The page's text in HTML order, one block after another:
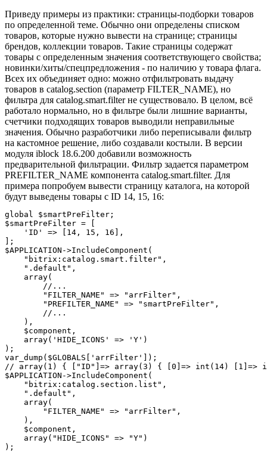
Приведу примеры из практики: страницы-подборки товаров
по определенной теме. Обычно они определены списком
товаров, которые нужно вывести на странице; страницы
брендов, коллекции товаров. Такие страницы содержат
товары с определенным значения соответствующего свойства;
новинки/хиты/спецпредложения - по наличию у товара флага.
Всех их объединяет одно: можно отфильтровать выдачу
товаров в catalog.section (параметр FILTER_NAME), но
фильтра для catalog.smart.filter не существовало. В целом, всё
работало нормально, но в фильтре были лишние варианты,
счетчики подходящих товаров выводили неправильные
значения. Обычно разработчики либо переписывали фильтр
на кастомное решение, либо создавали костыли. В версии
модуля iblock 18.6.200 добавили возможность
предварительной фильтрации. Фильтр задается параметром
PREFILTER_NAME компонента catalog.smart.filter. Для
примера попробуем вывести страницу каталога, на которой
будут выведены товары с ID 14, 15, 16:
global $smartPreFilter;
$smartPreFilter = [
    'ID' => [14, 15, 16],
];
$APPLICATION->IncludeComponent(
    "bitrix:catalog.smart.filter",
    ".default",
    array(
        //...
        "FILTER_NAME" => "arrFilter",
        "PREFILTER_NAME" => "smartPreFilter",
        //...
    ),
    $component,
    array('HIDE_ICONS' => 'Y')
);
var_dump($GLOBALS['arrFilter']);
// array(1) { ["ID"]=> array(3) { [0]=> int(14) [1]=>
$APPLICATION->IncludeComponent(
    "bitrix:catalog.section.list",
    ".default",
    array(
        "FILTER_NAME" => "arrFilter",
    ),
    $component,
    array("HIDE_ICONS" => "Y")
);